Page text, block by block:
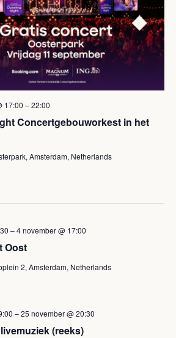
Concertgebouworkest in het
17:00 –22:00
Amsterdam, Netherlands
Oost
–4 november @ 17:00
2, Amsterdam, Netherlands
(reeks)
–25 november @ 20:30